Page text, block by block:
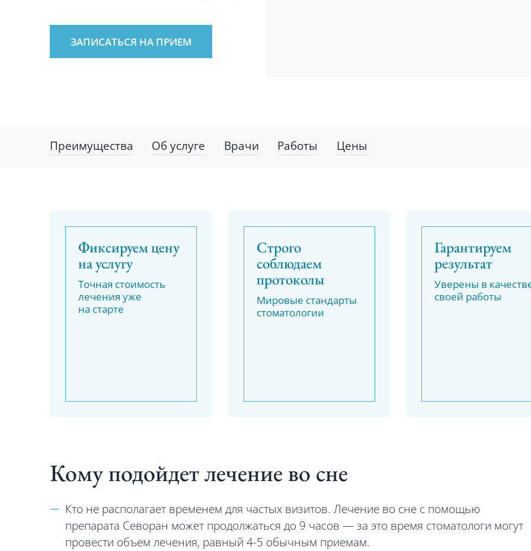
ЗАПИСАТЬСЯ НА ПРИЕМ
Преимущества Об услуге Врачи Работы Цены
Фиксируем цену
на услугу
Точная стоимость
лечения уже
на старте
Строго
соблюдаем
протоколы
Мировые стандарты
стоматологии
Гарантируем
результат
Уверены в
своей работы
Кому подойдет лечение во сне
Кто не располагает временем для частых визитов. Лечение во сне с помощью
препарата Севоран может продолжаться до 9 часов — за это время стоматологи могут
провести объем лечения, равный 4-5 обычным приемам.